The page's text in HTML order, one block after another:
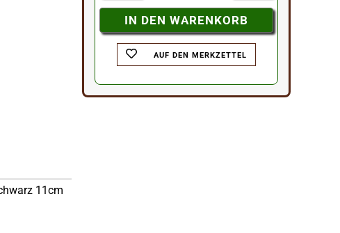
AUF DEN MERKZETTEL
11cm